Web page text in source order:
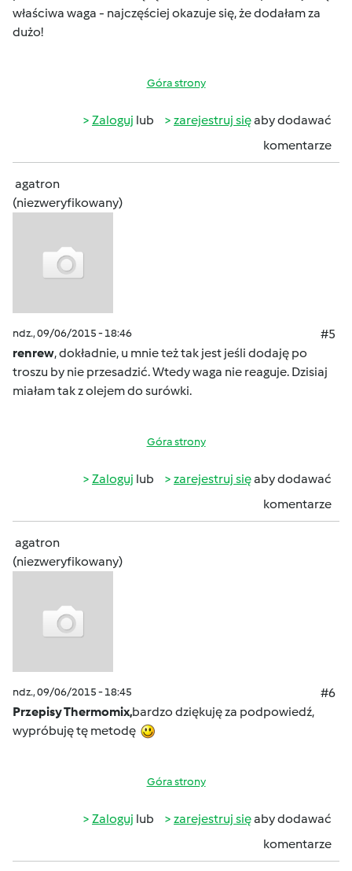
właściwa waga - najczęściej okazuje się, że dodałam za
dużo!
Góra strony
Zaloguj lub zarejestruj sięaby dodawać
komentarze
agatron
(niezweryfikowany)
ndz., 09/06/2015 - 18:46
#5
renrew, dokładnie, u mnie też tak jest jeśli dodaję po
troszu by nie przesadzić. Wtedy waga nie reaguje. Dzisiaj
miałam tak z olejem do surówki.
Góra strony
Zaloguj lub zarejestruj sięaby dodawać
komentarze
agatron
(niezweryfikowany)
ndz., 09/06/2015 - 18:45
#6
Przepisy Thermomix,bardzo dziękuję za podpowiedź,
wypróbuję tę metodę
Góra strony
Zaloguj lub zarejestruj sięaby dodawać
komentarze